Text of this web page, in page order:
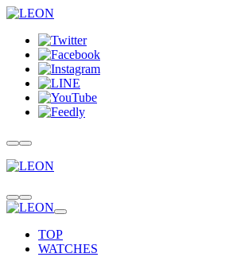
TOP
WATCHES